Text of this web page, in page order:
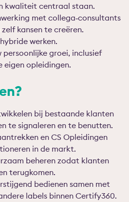
kwaliteit centraal staan.
met collega‑consultants
kansen te creëren.
werken.
persoonlijke groei, inclusief
opleidingen.
bij bestaande klanten
te signaleren en te benutten.
en CS Opleidingen
in de markt.
beheren zodat klanten
terugkomen.
bedienen samen met
labels binnen Certify360.